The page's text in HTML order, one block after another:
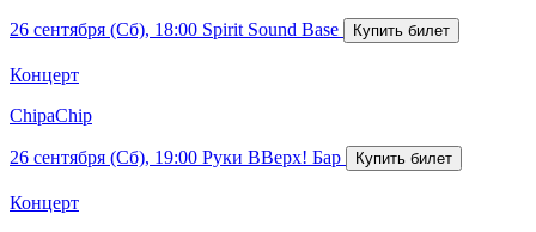
26 сентября (Сб), 18:00 Spirit Sound Base
Концерт
ChipaChip
26 сентября (Сб), 19:00 Руки ВВерх! Бар
Концерт